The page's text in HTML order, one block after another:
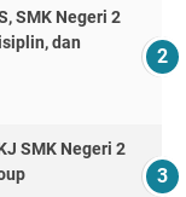
SMK Negeri 2
dan
SMK Negeri 2